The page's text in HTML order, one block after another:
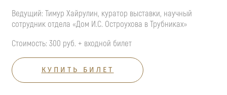
Ведущий: Тимур Хайрулин, куратор выставки, научный
сотрудник отдела «Дом И.С. Остроухова в Трубниках»
Стоимость: 300 руб. + входной билет
КУПИТЬ БИЛЕТ